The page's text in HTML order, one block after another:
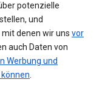
potenzielle
und
denen wir uns vor
auch Daten von
Werbung und
.